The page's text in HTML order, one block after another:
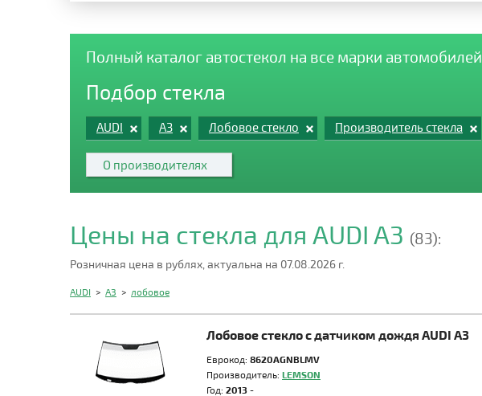
Полный каталог автостекол на все марки автомобилей
Подбор стекла
AUDI A3 Лобовое стекло Производитель стекла
О производителях
Цены на стекла для AUDI A3 (83):
Розничная цена в рублях, актуальна на 07.08.2026 г.
AUDI > A3 > лобовое
Лобовое стекло с датчиком дождя AUDI A3
Еврокод: 8620AGNBLMV
Производитель: LEMSON
Год: 2013 -